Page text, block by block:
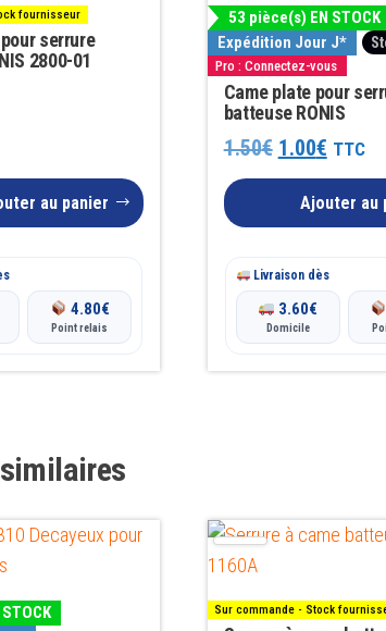
fournisseur
serrure
2800-01
au panier
4.80€
Point relais
53 pièce(s) EN STOCK
Expédition Jour J*
Pro : Connectez-vous
Came plate pour
batteuse RONIS
1.50€ Le
prix
initial
était :
1.50€.
1.00€Le
prix
actuel
1.00€.
TTC
Ajouter au
Livraison dès
3.60€
Domicile
Sur commande - Stock